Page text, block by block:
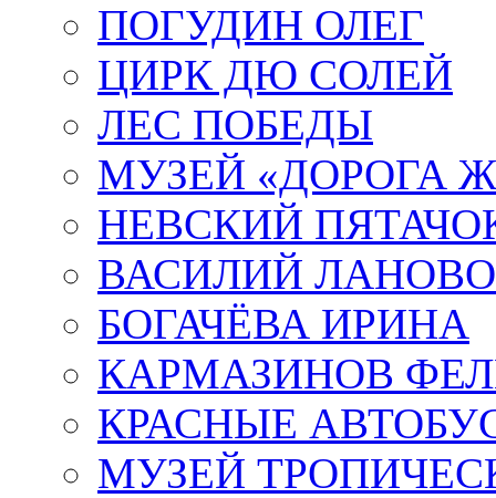
ПОГУДИН ОЛЕГ
ЦИРК ДЮ СОЛЕЙ
ЛЕС ПОБЕДЫ
МУЗЕЙ «ДОРОГА
НЕВСКИЙ
ВАСИЛИЙ
БОГАЧЁВА ИРИНА
КАРМАЗИНОВ
КРАСНЫЕ
МУЗЕЙ